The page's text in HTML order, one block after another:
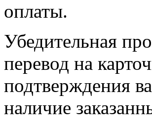
оплаты.
Убедительная
перевод на
подтверждения
наличие